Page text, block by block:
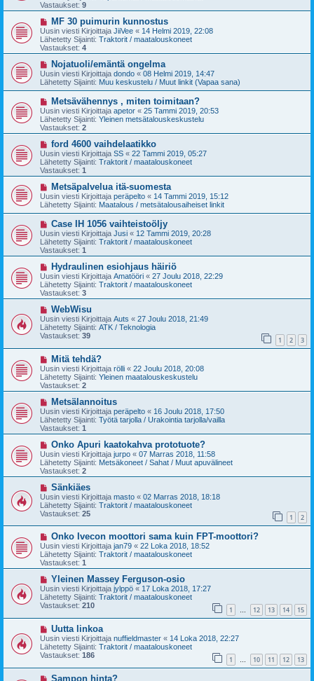
i
i
v
e
s
t
i
Vastaukset: 9
U
u
s
i
v
e
s
t
MF 30 puimurin kunnostus
Uusin viesti Kirjoittaja JiiVee « 14 Helmi 2019, 22:08
Lähetetty Sijainti: Traktorit / maatalouskoneet
Vastaukset: 4
U
u
s
i
v
e
s
t
Nojatuoli/emäntä ongelma
Uusin viesti Kirjoittaja dondo « 08 Helmi 2019, 14:47
Lähetetty Sijainti: Muu keskustelu / Muut linkit (Vapaa sana)
U
u
s
i
v
e
s
t
i
Metsävähennys , miten toimitaan?
Uusin viesti Kirjoittaja apetor « 25 Tammi 2019, 20:53
Lähetetty Sijainti: Yleinen metsätalouskeskustelu
Vastaukset: 2
U
u
s
i
v
e
s
t
ford 4600 vaihdelaatikko
Uusin viesti Kirjoittaja SS « 22 Tammi 2019, 05:27
Lähetetty Sijainti: Traktorit / maatalouskoneet
Vastaukset: 1
U
u
s
i
e
s
t
Metsäpalvelua itä-suomesta
Uusin viesti Kirjoittaja peräpelto « 14 Tammi 2019, 15:12
Lähetetty Sijainti: Maatalous / metsätalousaiheiset linkit
U
u
s
i
v
e
s
t
i
Case IH 1056 vaihteistoöljy
Uusin viesti Kirjoittaja Jusi « 12 Tammi 2019, 20:28
Lähetetty Sijainti: Traktorit / maatalouskoneet
Vastaukset: 1
U
u
s
i
v
s
t
i
Hydraulinen esiohjaus häiriö
Uusin viesti Kirjoittaja Amatööri « 27 Joulu 2018, 22:29
Lähetetty Sijainti: Traktorit / maatalouskoneet
Vastaukset: 3
U
u
s
i
v
i
e
s
t
i
WebWisu
Uusin viesti Kirjoittaja Auts « 27 Joulu 2018, 21:49
Lähetetty Sijainti: ATK / Teknologia
Vastaukset: 39 1 2 3
U
u
s
i
v
e
s
t
i
Mitä tehdä?
Uusin viesti Kirjoittaja rölli « 22 Joulu 2018, 20:08
Lähetetty Sijainti: Yleinen maatalouskeskustelu
Vastaukset: 2
U
u
s
i
v
s
t
i
Metsälannoitus
Uusin viesti Kirjoittaja peräpelto « 16 Joulu 2018, 17:50
Lähetetty Sijainti: Työtä tarjolla / Urakointia tarjolla/vailla
Vastaukset: 1
U
u
s
i
v
e
s
t
i
Onko Apuri kaatokahva prototuote?
Uusin viesti Kirjoittaja jurpo « 07 Marras 2018, 11:58
Lähetetty Sijainti: Metsäkoneet / Sahat / Muut apuvälineet
Vastaukset: 2
U
u
s
i
v
i
e
s
t
i
Sänkiäes
Uusin viesti Kirjoittaja masto « 02 Marras 2018, 18:18
Lähetetty Sijainti: Traktorit / maatalouskoneet
Vastaukset: 25 1 2
U
u
s
i
v
s
t
i
Onko Ivecon moottori sama kuin FPT-moottori?
Uusin viesti Kirjoittaja jan79 « 22 Loka 2018, 18:52
Lähetetty Sijainti: Traktorit / maatalouskoneet
Vastaukset: 1
U
u
s
i
i
s
t
i
Yleinen Massey Ferguson-osio
Uusin viesti Kirjoittaja jylppö « 17 Loka 2018, 17:27
Lähetetty Sijainti: Traktorit / maatalouskoneet
Vastaukset: 210 1 … 12 13 14 15
U
u
s
i
v
i
e
Uutta linkoa
Uusin viesti Kirjoittaja nuffieldmaster « 14 Loka 2018, 22:27
Lähetetty Sijainti: Traktorit / maatalouskoneet
Vastaukset: 186 1 … 10 11 12 13
USampon hinta?